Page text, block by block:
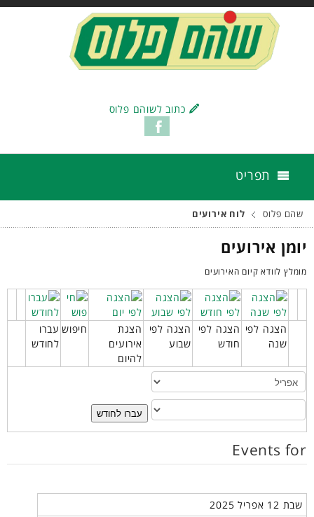
כתוב לשוהם פלוס
תפריט
שהם פלוס לוח אירועים
יומן אירועים
מומלץ לוודא קיום האירועים
הצגה לפי
שנה
הצגה לפי
חודש
הצגה לפי
שבוע
הצגת
אירועים
להיום
חיפוש עברו
לחודש
עברו לחודש
Events for
שבת 12 אפריל 2025